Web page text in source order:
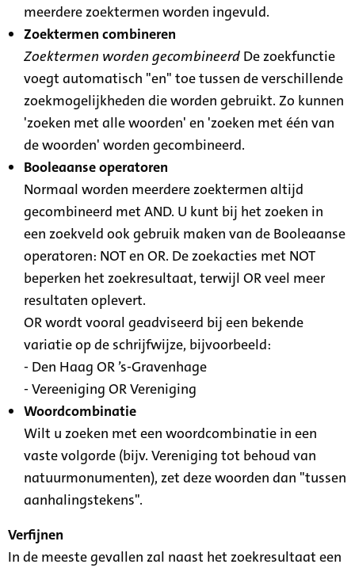
meerdere zoektermen worden ingevuld.
Zoektermen combineren
Zoektermen worden gecombineerd De zoekfunctie
voegt automatisch "en" toe tussen de verschillende
zoekmogelijkheden die worden gebruikt. Zo kunnen
'zoeken met alle woorden' en 'zoeken met één van
de woorden' worden gecombineerd.
Booleaanse operatoren
Normaal worden meerdere zoektermen altijd
gecombineerd met AND. U kunt bij het zoeken in
een zoekveld ook gebruik maken van de Booleaanse
operatoren: NOT en OR. De zoekacties met NOT
beperken het zoekresultaat, terwijl OR veel meer
resultaten oplevert.
OR wordt vooral geadviseerd bij een bekende
variatie op de schrijfwijze, bijvoorbeeld:
- Den Haag OR ’s-Gravenhage
- Vereeniging OR Vereniging
Woordcombinatie
Wilt u zoeken met een woordcombinatie in een
vaste volgorde (bijv. Vereniging tot behoud van
natuurmonumenten), zet deze woorden dan "tussen
aanhalingstekens".
Verfijnen
In de meeste gevallen zal naast het zoekresultaat een